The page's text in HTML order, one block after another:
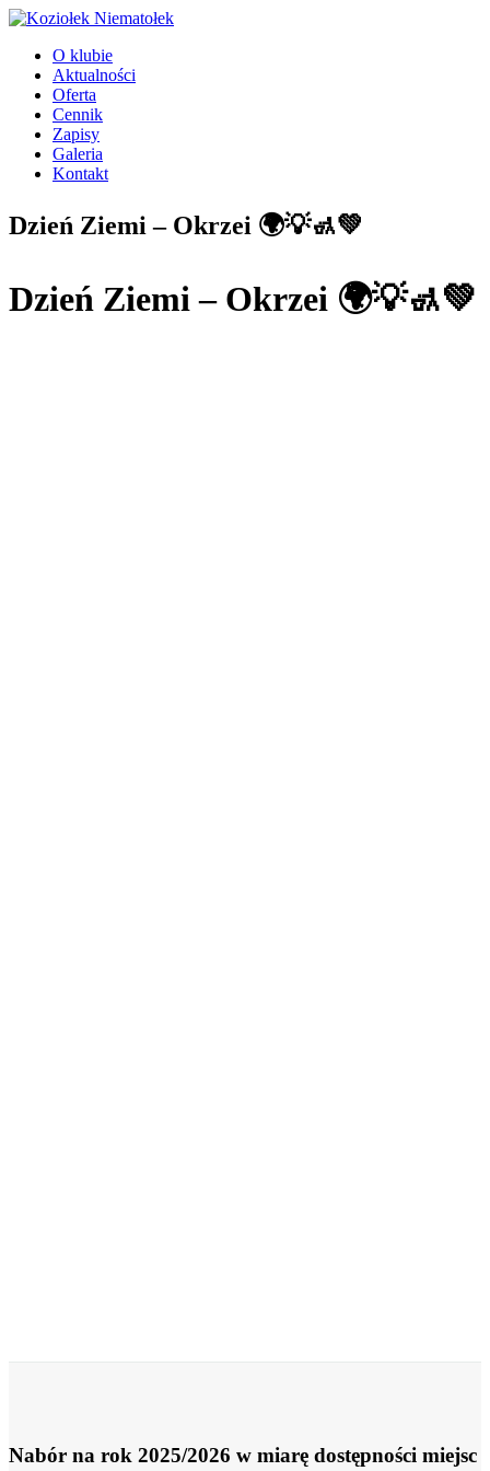
Przejdź
treści
O klubie
Aktualności
Oferta
Cennik
Zapisy
Galeria
Kontakt
Dzień Ziemi – Okrzei 🌍💡🚮💚
Dzień Ziemi – Okrzei 🌍💡🚮💚
Nabór na rok 2025/2026 w miarę dostępności miejsc